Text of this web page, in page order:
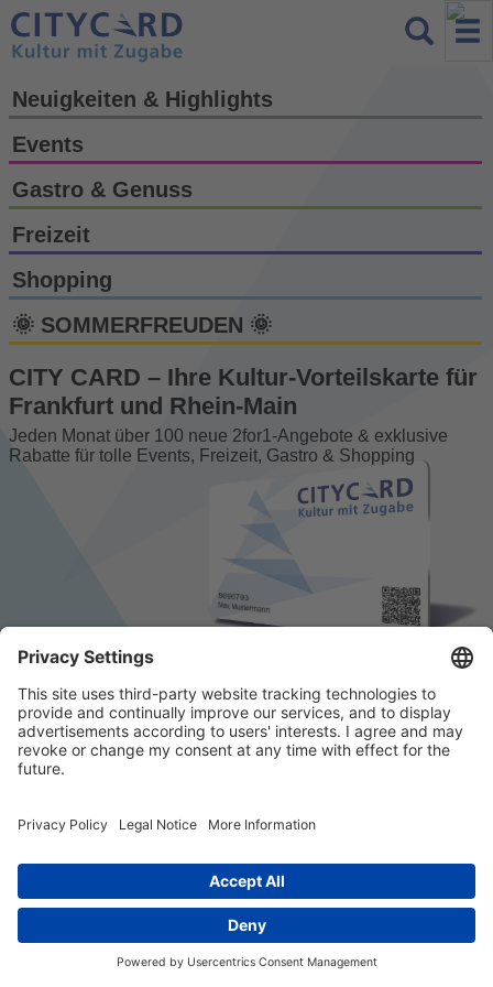
Neuigkeiten & Highlights
Events
Gastro & Genuss
Freizeit
Shopping
🌞 SOMMERFREUDEN 🌞
CITY CARD – Ihre Kultur-Vorteils­karte für
Frankfurt und Rhein-Main
Jeden Monat über 100 neue 2for1-Angebote & exklusive
Rabatte für tolle Events, Freizeit, Gastro & Shopping